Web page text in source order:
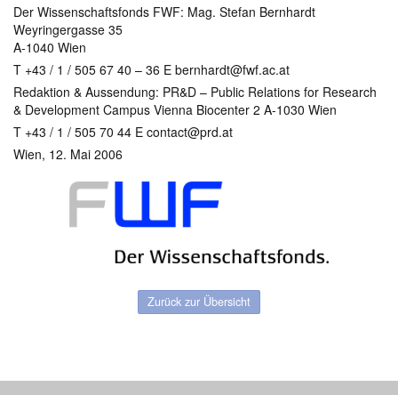
Der Wissenschaftsfonds FWF: Mag. Stefan Bernhardt
Weyringergasse 35
A-1040 Wien
T +43 / 1 / 505 67 40 – 36 E bernhardt@fwf.ac.at
Redaktion & Aussendung: PR&D – Public Relations for Research
& Development Campus Vienna Biocenter 2 A-1030 Wien
T +43 / 1 / 505 70 44 E contact@prd.at
Wien, 12. Mai 2006
Zurück zur Übersicht